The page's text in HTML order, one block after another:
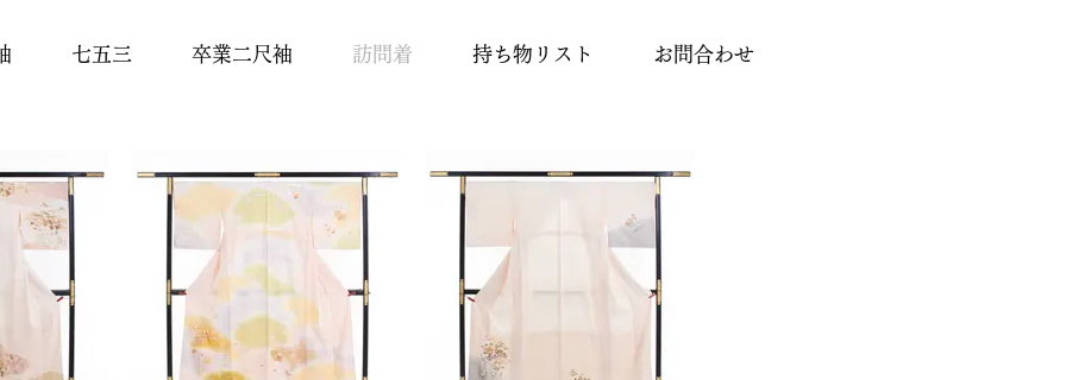
七五三 卒業二尺袖 訪問着 持ち物リスト お問合わせ